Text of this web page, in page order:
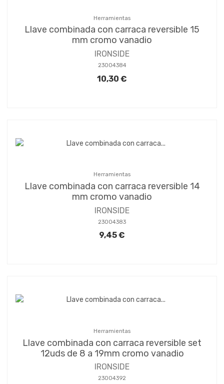
Herramientas
Llave combinada con carraca reversible 15
mm cromo vanadio
IRONSIDE
23004384
10,30 €
Herramientas
Llave combinada con carraca reversible 14
mm cromo vanadio
IRONSIDE
23004383
9,45 €
Herramientas
Llave combinada con carraca reversible set
12uds de 8 a 19mm cromo vanadio
IRONSIDE
23004392